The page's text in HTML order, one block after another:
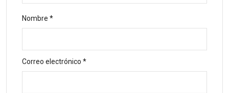
Nombre *
Correo electrónico *